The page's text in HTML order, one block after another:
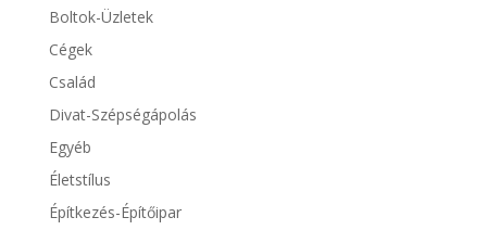
Boltok-Üzletek
Cégek
Család
Divat-Szépségápolás
Egyéb
Életstílus
Építkezés-Építőipar